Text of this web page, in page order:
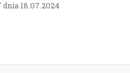
18.07.2024